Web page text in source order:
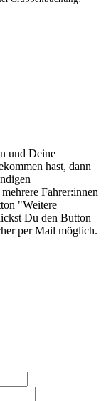
und Deine
hast, dann
Fahrer:innen
"Weitere
Du den Button
per Mail möglich.